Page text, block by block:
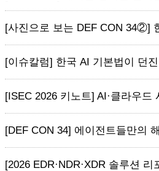
[사진으로 보는 DEF CON 34②]
[이슈칼럼] 한국 AI 기본법이 던
[ISEC 2026 키노트] AI·클라우드
[DEF CON 34] 에이전트들만의
[2026 EDR·NDR·XDR 솔루션 리